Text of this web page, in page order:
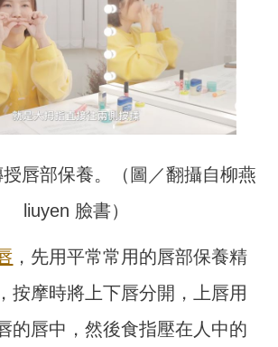
唇部保養。（圖／翻攝自柳燕
liuyen 臉書）
，先用平常常用的唇部保養精
按摩時將上下唇分開，上唇用
的唇中，然後食指壓在人中的